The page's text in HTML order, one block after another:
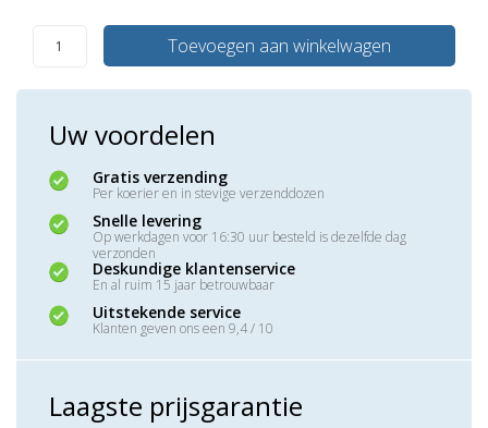
Toevoegen aan winkelwagen
Uw voordelen
Gratis verzending
Per koerier en in stevige verzenddozen
Snelle levering
Op werkdagen voor 16:30 uur besteld is dezelfde dag
verzonden
Deskundige klantenservice
En al ruim 15 jaar betrouwbaar
Uitstekende service
Klanten geven ons een 9,4 / 10
Laagste prijsgarantie